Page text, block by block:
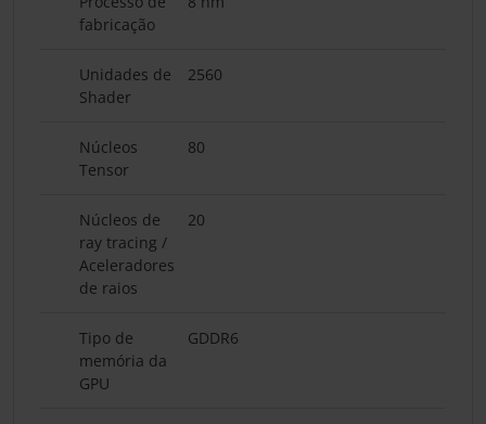
fabricação
Unidades de
Shader
2560
Núcleos
Tensor
80
Núcleos de
ray tracing /
Aceleradores
de raios
20
Tipo de
memória da
GPU
GDDR6